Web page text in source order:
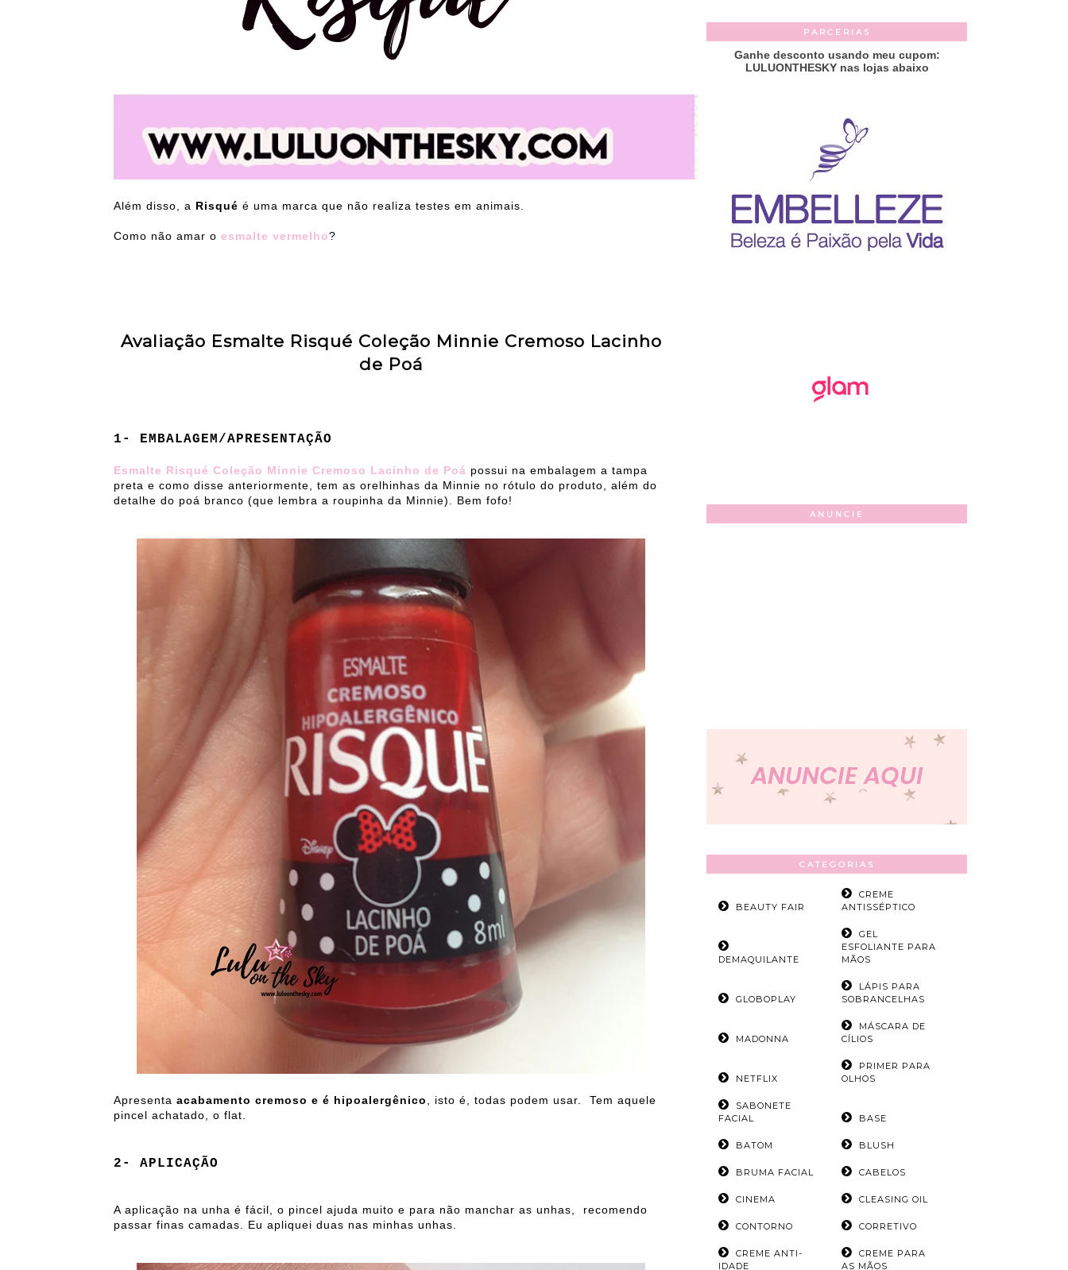
Além disso, a Risqué é uma marca que não realiza testes em animais.
Como não amar o esmalte vermelho?
Avaliação Esmalte Risqué Coleção Minnie Cremoso Lacinho
de Poá
1- EMBALAGEM/APRESENTAÇÃO
Esmalte Risqué Coleção Minnie Cremoso Lacinho de Poá possui na embalagem a tampa
preta e como disse anteriormente, tem as orelhinhas da Minnie no rótulo do produto, além do
detalhe do poá branco (que lembra a roupinha da Minnie). Bem fofo!
Apresenta acabamento cremoso e é hipoalergênico
, isto é, todas podem usar. Tem aquele
pincel achatado, o flat.
2- APLICAÇÃO
A aplicação na unha é fácil, o pincel ajuda muito e para não manchar as unhas, recomendo
passar finas camadas. Eu apliquei duas nas minhas unhas.
PARCERIAS
Ganhe desconto usando meu cupom:
LULUONTHESKY nas lojas abaixo
ANUNCIE
CATEGORIAS
BEAUTY FAIR
CREME
ANTISSÉPTICO
DEMAQUILANTE
GEL
ESFOLIANTE PARA
MÃOS
GLOBOPLAY
LÁPIS PARA
SOBRANCELHAS
MADONNA
MÁSCARA DE
CÍLIOS
NETFLIX
PRIMER PARA
OLHOS
SABONETE
FACIAL
BASE
BATOM BLUSH
BRUMA FACIAL CABELOS
CINEMA CLEASING OIL
CONTORNO CORRETIVO
CREME ANTI-
IDADE
CREME PARA
AS MÃOS